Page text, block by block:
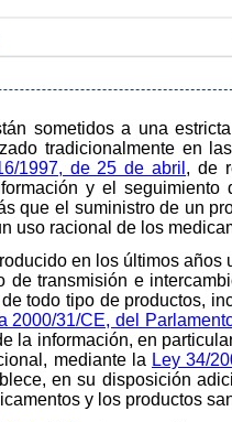
sometidos a una
tradicionalmente en
1997, de 25 de abril , de
y el
que el suministro de un
uso racional de los
en los últimos
de transmisión e
todo tipo de productos,
2000/31/CE, del
la información, en
mediante la Ley 34/
en su disposición
y los productos